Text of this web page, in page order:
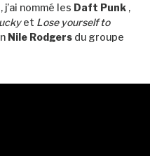
nommé les Daft Punk ,
et Lose yourself to
Nile Rodgers du groupe